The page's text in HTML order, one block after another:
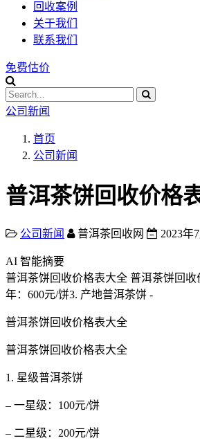
回收案例
关于我们
联系我们
免费估价
公司新闻
首页
公司新闻
普洱茶饼回收价格
公司新闻 普洱茶回收网 2023年
AI 智能摘要
普洱茶饼回收价格表大全 普洱茶饼回收
年：600元/饼3. 产地普洱茶饼 -
普洱茶饼回收价格表大全
普洱茶饼回收价格表大全
1. 星级普洱茶饼
– 一星级：100元/饼
– 二星级：200元/饼